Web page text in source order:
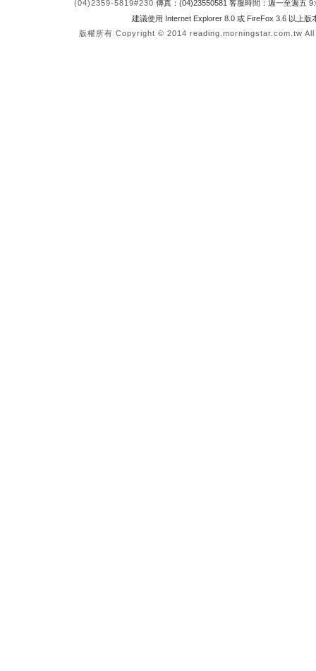
(04)2359-5819#230 傳真：(04)23550581 客服時間：週一至週五
建議使用 Internet Explorer 8.0 或 FireFox 3.6 以上版
版權所有 Copyright © 2014 reading.morningstar.com.tw